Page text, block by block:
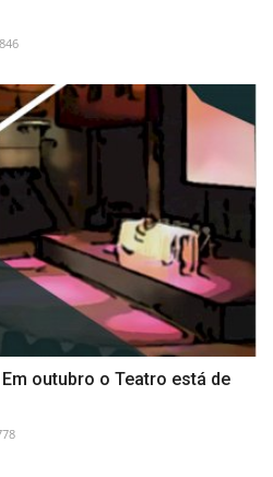
outubro o Teatro está de